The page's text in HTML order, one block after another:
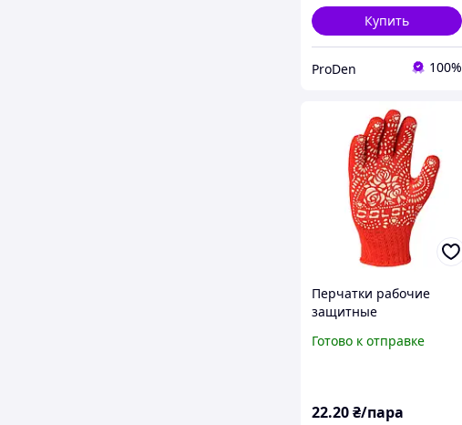
Купить
ProDen 100%
Перчатки рабочие
защитные
рисунком Doloni
Готово к отправке
22.20₴/пара